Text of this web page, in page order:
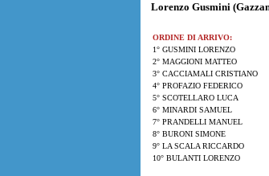
Lorenzo Gusmini
ORDINE DI ARRIVO:
1° GUSMINI LORENZO
2° MAGGIONI MATTEO
3° CACCIAMALI CRISTIANO
4° PROFAZIO FEDERICO
5° SCOTELLARO LUCA
6° MINARDI SAMUEL
7° PRANDELLI MANUEL
8° BURONI SIMONE
9° LA SCALA RICCARDO
10° BULANTI LORENZO